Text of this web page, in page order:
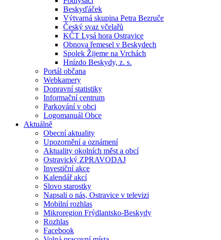
Beskyďáček
Výtvarná skupina Petra Bezruče
Český svaz včelařů
KČT Lysá hora Ostravice
Obnova řemesel v Beskydech
Spolek Žijeme na Vrchách
Hnízdo Beskydy, z. s.
Portál občana
Webkamery
Dopravní statistiky
Informační centrum
Parkování v obci
Logomanuál Obce
Aktuálně
Obecní aktuality
Upozornění a oznámení
Aktuality okolních měst a obcí
Ostravický ZPRAVODAJ
Investiční akce
Kalendář akcí
Slovo starostky
Napsali o nás, Ostravice v televizi
Mobilní rozhlas
Mikroregion Frýdlantsko-Beskydy
Rozhlas
Facebook